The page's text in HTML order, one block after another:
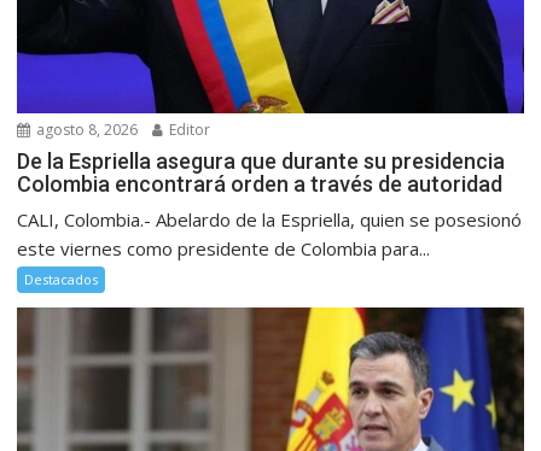
agosto 8, 2026 Editor
De la Espriella asegura que durante su presidencia
Colombia encontrará orden a través de autoridad
CALI, Colombia.- Abelardo de la Espriella, quien se posesionó
este viernes como presidente de Colombia para...
Destacados